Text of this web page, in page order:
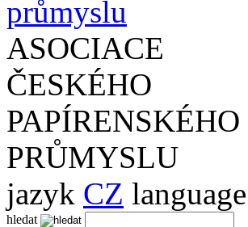
ASOCIACE
ČESKÉHO
PAPÍRENSKÉHO
PRŮMYSLU
jazyk CZ language
hledat